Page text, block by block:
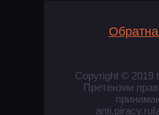
Copyright © 2019
Претензии